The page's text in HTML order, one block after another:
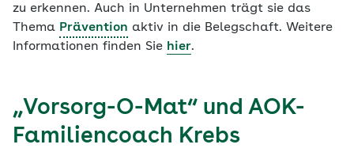
zu erkennen. Auch in Unternehmen trägt sie das
Thema Prävention aktiv in die Belegschaft. Weitere
Informationen finden Sie hier.
„Vorsorg-O-Mat“ und AOK-
Familiencoach Krebs